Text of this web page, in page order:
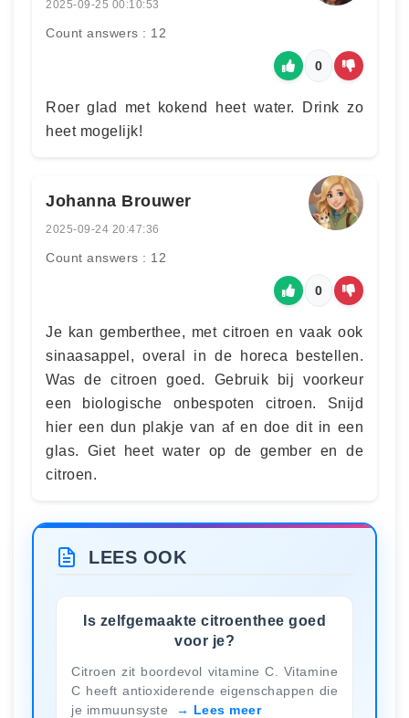
2025-09-25 00:10:53
Count answers : 12
0
Roer glad met kokend heet water. Drink zo
heet mogelijk!
Johanna Brouwer
2025-09-24 20:47:36
Count answers : 12
0
Je kan gemberthee, met citroen en vaak ook
sinaasappel, overal in de horeca bestellen.
Was de citroen goed. Gebruik bij voorkeur
een biologische onbespoten citroen. Snijd
hier een dun plakje van af en doe dit in een
glas. Giet heet water op de gember en de
citroen.
LEES OOK
Is zelfgemaakte citroenthee goed
voor je?
Citroen zit boordevol vitamine C. Vitamine
C heeft antioxiderende eigenschappen die
je immuunsyste
Lees meer